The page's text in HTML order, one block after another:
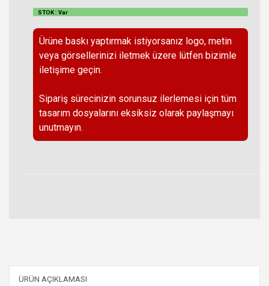
STOK : Var
Ürüne baskı yaptırmak istiyorsanız logo, metin
veya görsellerinizi iletmek üzere lütfen bizimle
iletişime geçin.
Sipariş sürecinizin sorunsuz ilerlemesi için tüm
tasarım dosyalarını eksiksiz olarak paylaşmayı
unutmayın.
ÜRÜN AÇIKLAMASI